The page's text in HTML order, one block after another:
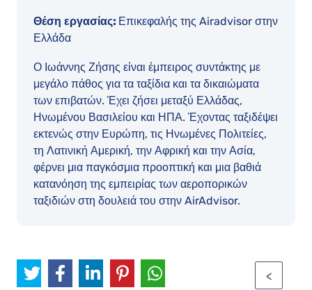
Θέση εργασίας: Επικεφαλής της Airadvisor στην
Ελλάδα
Ο Ιωάννης Ζήσης είναι έμπειρος συντάκτης με
μεγάλο πάθος για τα ταξίδια και τα δικαιώματα
των επιβατών. Έχει ζήσει μεταξύ Ελλάδας,
Ηνωμένου Βασιλείου και ΗΠΑ. Έχοντας ταξιδέψει
εκτενώς στην Ευρώπη, τις Ηνωμένες Πολιτείες,
τη Λατινική Αμερική, την Αφρική και την Ασία,
φέρνει μια παγκόσμια προοπτική και μια βαθιά
κατανόηση της εμπειρίας των αεροπορικών
ταξιδιών στη δουλειά του στην AirAdvisor.